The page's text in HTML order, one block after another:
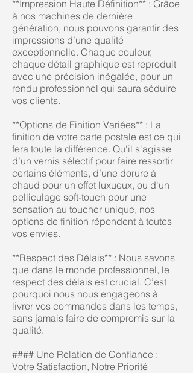
**Impression Haute Définition** : Grâce
à nos machines de dernière
génération, nous pouvons garantir des
impressions d’une qualité
exceptionnelle. Chaque couleur,
chaque détail graphique est reproduit
avec une précision inégalée, pour un
rendu professionnel qui saura séduire
vos clients.
**Options de Finition Variées** : La
finition de votre carte postale est ce qui
fera toute la différence. Qu'il s'agisse
d’un vernis sélectif pour faire ressortir
certains éléments, d’une dorure à
chaud pour un effet luxueux, ou d'un
pelliculage soft-touch pour une
sensation au toucher unique, nos
options de finition répondent à toutes
vos envies.
**Respect des Délais** : Nous savons
que dans le monde professionnel, le
respect des délais est crucial. C’est
pourquoi nous nous engageons à
livrer vos commandes dans les temps,
sans jamais faire de compromis sur la
qualité.
#### Une Relation de Confiance :
Votre Satisfaction, Notre Priorité